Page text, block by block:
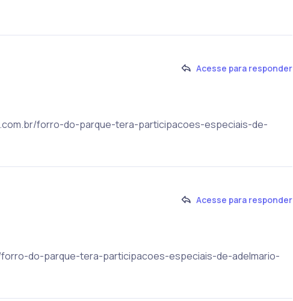
Acesse para responder
forro-do-parque-tera-participacoes-especiais-de-
Acesse para responder
do-parque-tera-participacoes-especiais-de-adelmario-